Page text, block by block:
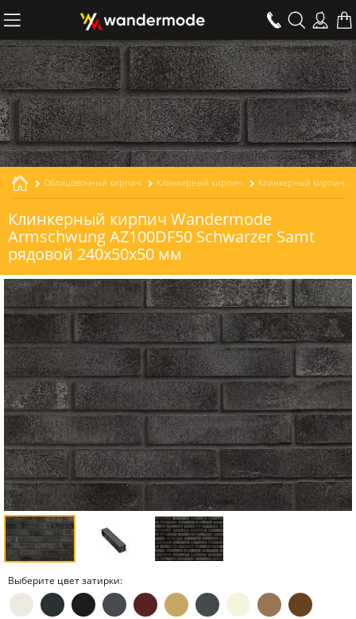
Облицовочный кирпич Клинкерный кирпич
Клинкерный кирпич Wandermode
Armschwung AZ100DF50 Schwarzer Samt
рядовой 240x50x50 мм
Выберите цвет затирки: